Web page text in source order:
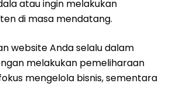
atau ingin melakukan
di masa mendatang.
website Anda selalu dalam
melakukan pemeliharaan
mengelola bisnis, sementara